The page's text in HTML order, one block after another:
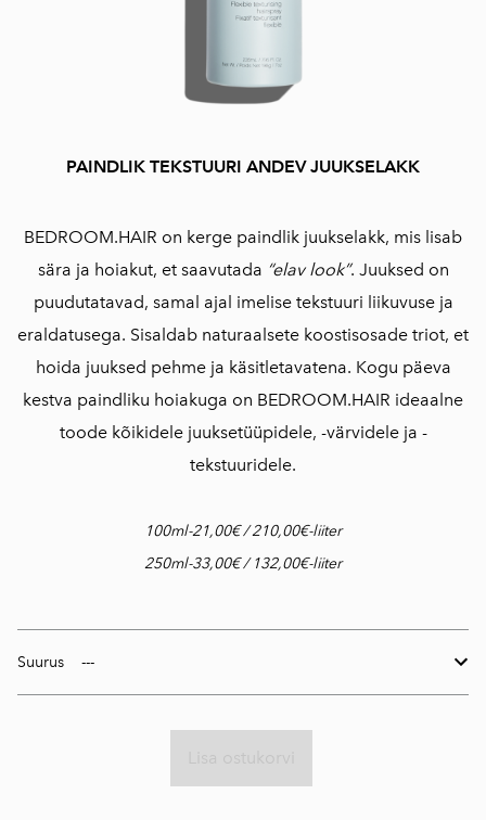
PAINDLIK TEKSTUURI ANDEV JUUKSELAKK
BEDROOM.HAIR on kerge paindlik juukselakk, mis lisab
sära ja hoiakut, et saavutada “elav look”. Juuksed on
puudutatavad, samal ajal imelise tekstuuri liikuvuse ja
eraldatusega. Sisaldab naturaalsete koostisosade triot, et
hoida juuksed pehme ja käsitletavatena. Kogu päeva
kestva paindliku hoiakuga on BEDROOM.HAIR ideaalne
toode kõikidele juuksetüüpidele, -värvidele ja -
tekstuuridele.
100ml-21,00€ / 210,00€-liiter
250ml-33,00€ / 132,00€-liiter
Suurus